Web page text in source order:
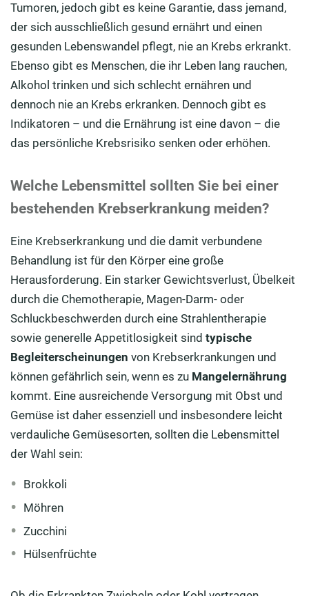
Tumoren, jedoch gibt es keine Garantie, dass jemand,
der sich ausschließlich gesund ernährt und einen
gesunden Lebenswandel pflegt, nie an Krebs erkrankt.
Ebenso gibt es Menschen, die ihr Leben lang rauchen,
Alkohol trinken und sich schlecht ernähren und
dennoch nie an Krebs erkranken. Dennoch gibt es
Indikatoren – und die Ernährung ist eine davon – die
das persönliche Krebsrisiko senken oder erhöhen.
Welche Lebensmittel sollten Sie bei einer
bestehenden Krebserkrankung meiden?
Eine Krebserkrankung und die damit verbundene
Behandlung ist für den Körper eine große
Herausforderung. Ein starker Gewichtsverlust, Übelkeit
durch die Chemotherapie, Magen-Darm- oder
Schluckbeschwerden durch eine Strahlentherapie
sowie generelle Appetitlosigkeit sind typische
Begleiterscheinungen von Krebserkrankungen und
können gefährlich sein, wenn es zu Mangelernährung
kommt. Eine ausreichende Versorgung mit Obst und
Gemüse ist daher essenziell und insbesondere leicht
verdauliche Gemüsesorten, sollten die Lebensmittel
der Wahl sein:
Brokkoli
Möhren
Zucchini
Hülsenfrüchte